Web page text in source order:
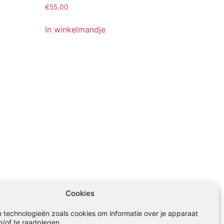
Cookies
technologieën zoals cookies om informatie over je apparaat
of te raadplegen.
€55,00
In winkelmandje